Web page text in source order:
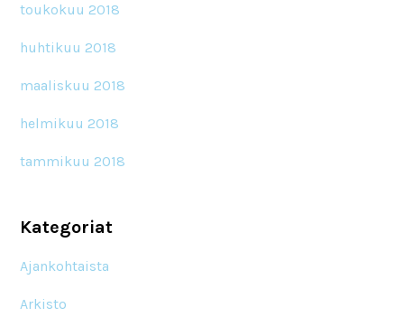
toukokuu 2018
huhtikuu 2018
maaliskuu 2018
helmikuu 2018
tammikuu 2018
Kategoriat
Ajankohtaista
Arkisto